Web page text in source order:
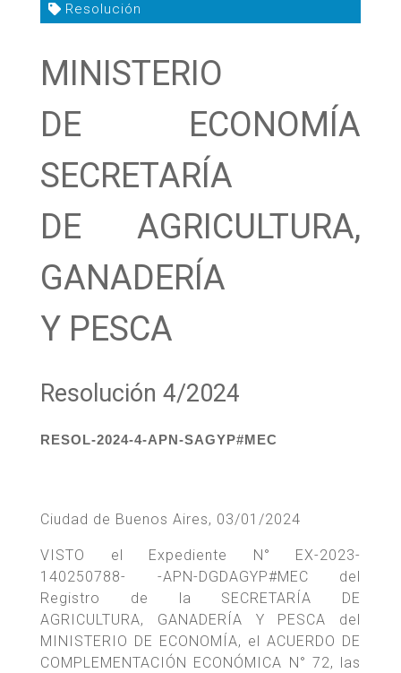
Resolución
MINISTERIO
DE ECONOMÍA
SECRETARÍA
DE AGRICULTURA,
GANADERÍA
Y PESCA
Resolución 4/2024
RESOL-2024-4-APN-SAGYP#MEC
Ciudad de Buenos Aires, 03/01/2024
VISTO el Expediente N° EX-2023-
140250788- -APN-DGDAGYP#MEC del
Registro de la SECRETARÍA DE
AGRICULTURA, GANADERÍA Y PESCA del
MINISTERIO DE ECONOMÍA, el ACUERDO DE
COMPLEMENTACIÓN ECONÓMICA N° 72, las